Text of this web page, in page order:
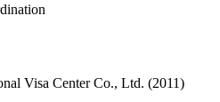
Visa Center Co., Ltd. (2011)